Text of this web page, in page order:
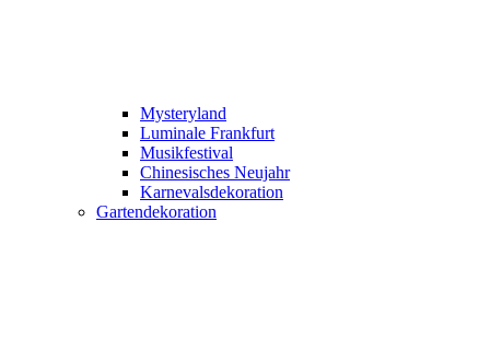
Mysteryland
Luminale Frankfurt
Musikfestival
Chinesisches Neujahr
Karnevalsdekoration
Gartendekoration